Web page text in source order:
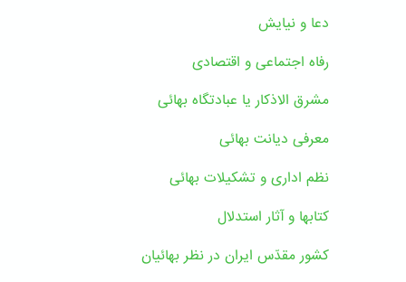
دعا و نیایش
رفاه اجتماعی و اقتصادی
مشرق الاذکار یا عبادتگاه بهائی
معرفی دیانت بهائی
نظم اداری و تشکیلات بهائی
کتابها و آثار استدلال
کشور مقدّس ایران در نظر بهائیان